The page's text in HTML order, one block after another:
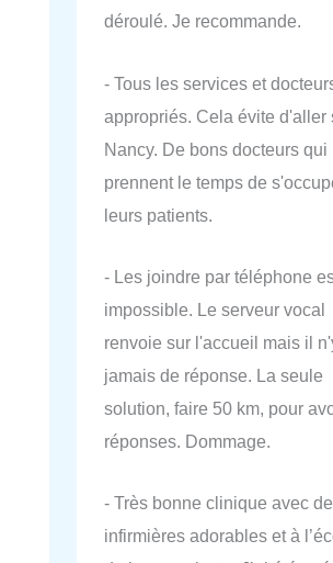
déroulé. Je recommande.
- Tous les services et
appropriés. Cela évite d'aller
Nancy. De bons docteurs qui
prennent le temps de
leurs patients.
- Les joindre par téléphone
impossible. Le serveur vocal
renvoie sur l'accueil mais il
jamais de réponse. La seule
solution, faire 50 km, pour
réponses. Dommage.
- Très bonne clinique avec
infirmières adorables et à